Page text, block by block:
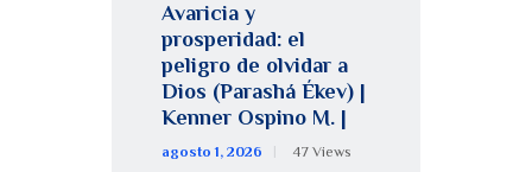
Avaricia y
prosperidad: el
peligro de olvidar a
Dios (Parashá Ékev) |
Kenner Ospino M. |
agosto 1, 2026 47 Views